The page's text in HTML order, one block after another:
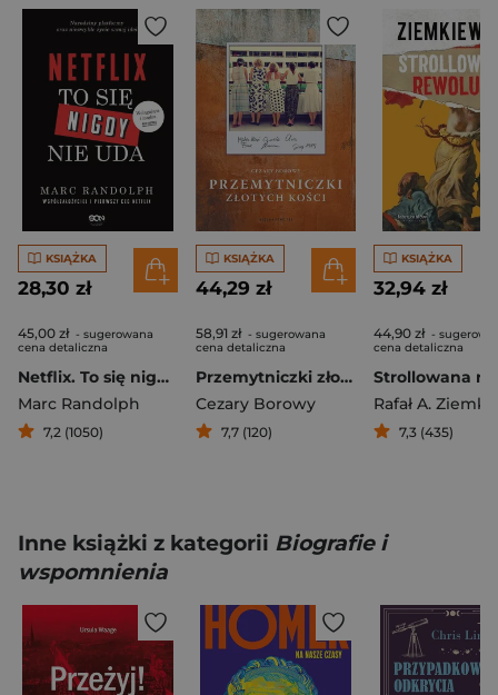
KSIĄŻKA
28,30 zł
45,00 zł - sugerowana
cena detaliczna
Netflix. To się nigdy nie uda
Marc Randolph
7,2 (1050)
KSIĄŻKA
44,29 zł
58,91 zł - sugerowana
cena detaliczna
Przemytniczki złotych kości
Cezary Borowy
7,7 (120)
KSIĄŻKA
32,94 zł
44,90 zł -
cena detaliczna
7,3 (435)
Inne książki z kategorii Biografie i
wspomnienia